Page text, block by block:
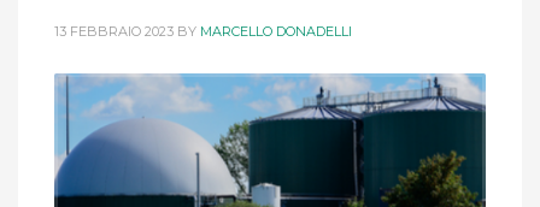
13 FEBBRAIO 2023 BY MARCELLO DONADELLI